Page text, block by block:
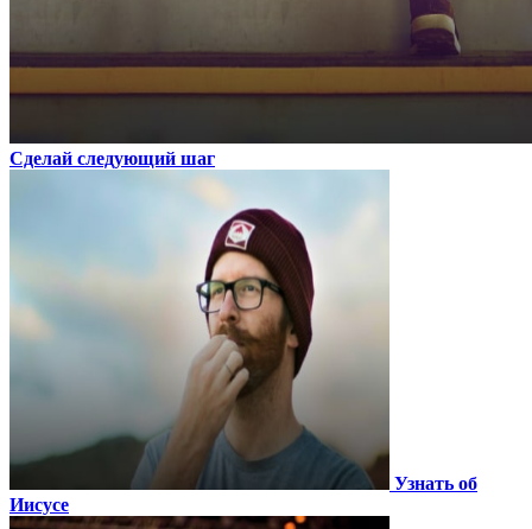
Сделай следующий шаг
Узнать об
Иисусе